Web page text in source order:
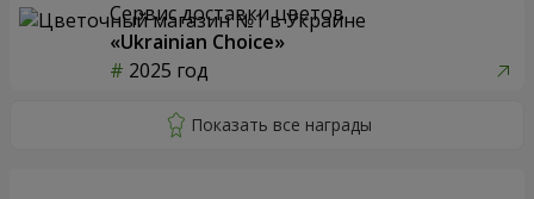
Сервис доставки цветов
«Ukrainian Choice»
2025 год